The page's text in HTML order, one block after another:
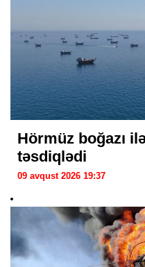
Hörmüz boğazı
təsdiqlədi
09 avqust 2026 19:37